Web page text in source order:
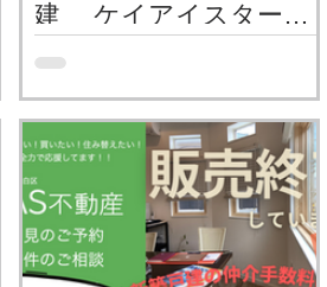
建 ケイアイスター不
動産 仲介手数料無料・
【販売開始】名古屋市名東区西里
ご紹介！ 名古屋市名東区西里町エ
リアにて ケイアイスター不動産
さんの新築分譲住宅 【物件価格】
物件概要資料 実際の室内の様子を
ご覧いただけます YAS不動産で仲
介の場合は、仲介手数料が無料・